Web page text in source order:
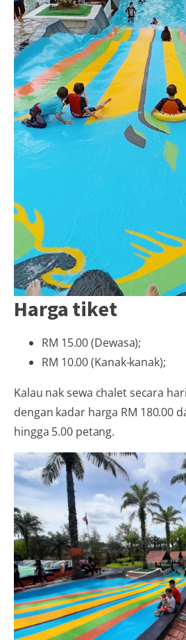
Harga tiket
RM 15.00 (Dewasa);
RM 10.00 (Kanak-kanak);
Kalau nak sewa chalet secara
dengan kadar harga RM 180.00
hingga 5.00 petang.